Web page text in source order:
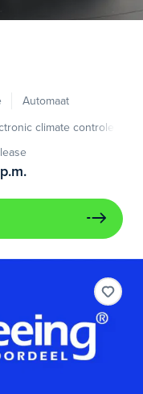
Automaat
climate controle
p.m.